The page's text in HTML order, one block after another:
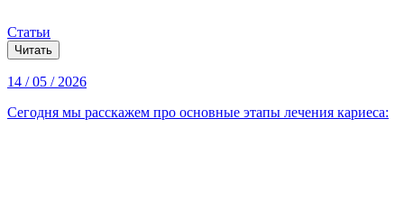
Статьи
Читать
14 / 05 / 2026
Сегодня мы расскажем про основные этапы лечения кариеса: